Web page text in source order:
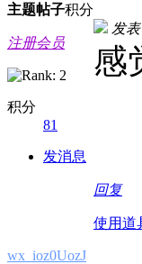
主题帖子积分
注册会员
积分
81
发消息
发表
感
回复
使用道
wx_ioz0UozJ